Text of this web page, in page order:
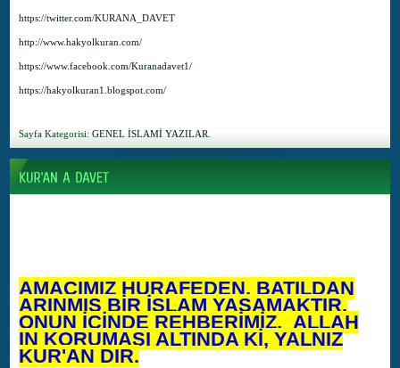
AMACIMIZ HURAFEDEN, BATILDAN
ARINMIŞ BİR İSLAM YAŞAMAKTIR.
ONUN İÇİNDE REHBERİMİZ, ALLAH
IN KORUMASI ALTINDA Kİ, YALNIZ
KUR'AN DIR.
https://twitter.com/KURANA_DAVET
http://www.hakyolkuran.com/
https://www.facebook.com/Kuranadavet1/
https://hakyolkuran1.blogspot.com/
Sayfa Kategorisi: GENEL İSLAMİ YAZILAR.